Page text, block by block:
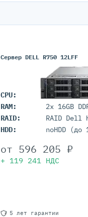
Сервер DELL R750 12LFF
CPU:
RAM:
2x 16GB
RAID:
RAID Dell
HDD:
noHDD
5 лет гарантии
от 596 205 ₽
+ 119 241 НДС